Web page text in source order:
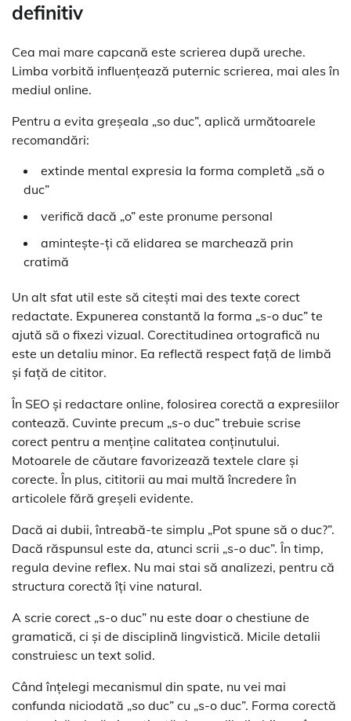
definitiv
Cea mai mare capcană este scrierea după ureche.
Limba vorbită influențează puternic scrierea, mai ales în
mediul online.
Pentru a evita greșeala „so duc”, aplică următoarele
recomandări:
extinde mental expresia la forma completă „să o
duc”
verifică dacă „o” este pronume personal
amintește-ți că elidarea se marchează prin
cratimă
Un alt sfat util este să citești mai des texte corect
redactate. Expunerea constantă la forma „s-o duc” te
ajută să o fixezi vizual. Corectitudinea ortografică nu
este un detaliu minor. Ea reflectă respect față de limbă
și față de cititor.
În SEO și redactare online, folosirea corectă a expresiilor
contează. Cuvinte precum „s-o duc” trebuie scrise
corect pentru a menține calitatea conținutului.
Motoarele de căutare favorizează textele clare și
corecte. În plus, cititorii au mai multă încredere în
articolele fără greșeli evidente.
Dacă ai dubii, întreabă-te simplu „Pot spune să o duc?”.
Dacă răspunsul este da, atunci scrii „s-o duc”. În timp,
regula devine reflex. Nu mai stai să analizezi, pentru că
structura corectă îți vine natural.
A scrie corect „s-o duc” nu este doar o chestiune de
gramatică, ci și de disciplină lingvistică. Micile detalii
construiesc un text solid.
Când înțelegi mecanismul din spate, nu vei mai
confunda niciodată „so duc” cu „s-o duc”. Forma corectă